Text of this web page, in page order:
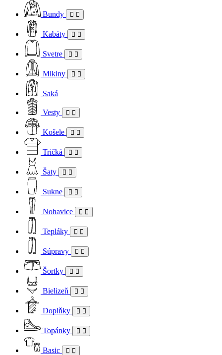
Bundy
Kabáty
Svetre
Mikiny
Saká
Vesty
Košele
Tričká
Šaty
Sukne
Nohavice
Tepláky
Súpravy
Šortky
Bielizeň
Doplňky
Topánky
Basic